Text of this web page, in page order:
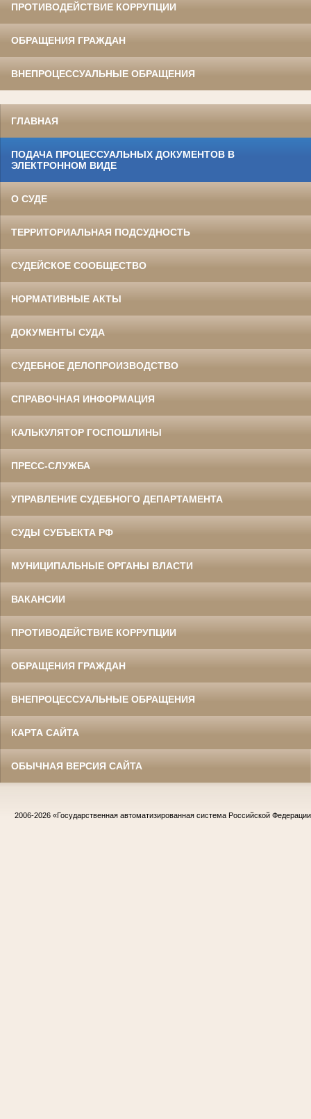
ПРОТИВОДЕЙСТВИЕ КОРРУПЦИИ
ОБРАЩЕНИЯ ГРАЖДАН
ВНЕПРОЦЕССУАЛЬНЫЕ ОБРАЩЕНИЯ
ГЛАВНАЯ
ПОДАЧА ПРОЦЕССУАЛЬНЫХ ДОКУМЕНТОВ В
ЭЛЕКТРОННОМ ВИДЕ
О СУДЕ
ТЕРРИТОРИАЛЬНАЯ ПОДСУДНОСТЬ
СУДЕЙСКОЕ СООБЩЕСТВО
НОРМАТИВНЫЕ АКТЫ
ДОКУМЕНТЫ СУДА
СУДЕБНОЕ ДЕЛОПРОИЗВОДСТВО
СПРАВОЧНАЯ ИНФОРМАЦИЯ
КАЛЬКУЛЯТОР ГОСПОШЛИНЫ
ПРЕСС-СЛУЖБА
УПРАВЛЕНИЕ СУДЕБНОГО ДЕПАРТАМЕНТА
СУДЫ СУБЪЕКТА РФ
МУНИЦИПАЛЬНЫЕ ОРГАНЫ ВЛАСТИ
ВАКАНСИИ
ПРОТИВОДЕЙСТВИЕ КОРРУПЦИИ
ОБРАЩЕНИЯ ГРАЖДАН
ВНЕПРОЦЕССУАЛЬНЫЕ ОБРАЩЕНИЯ
КАРТА САЙТА
ОБЫЧНАЯ ВЕРСИЯ САЙТА
2006-2026 «Государственная автоматизированная система Российской